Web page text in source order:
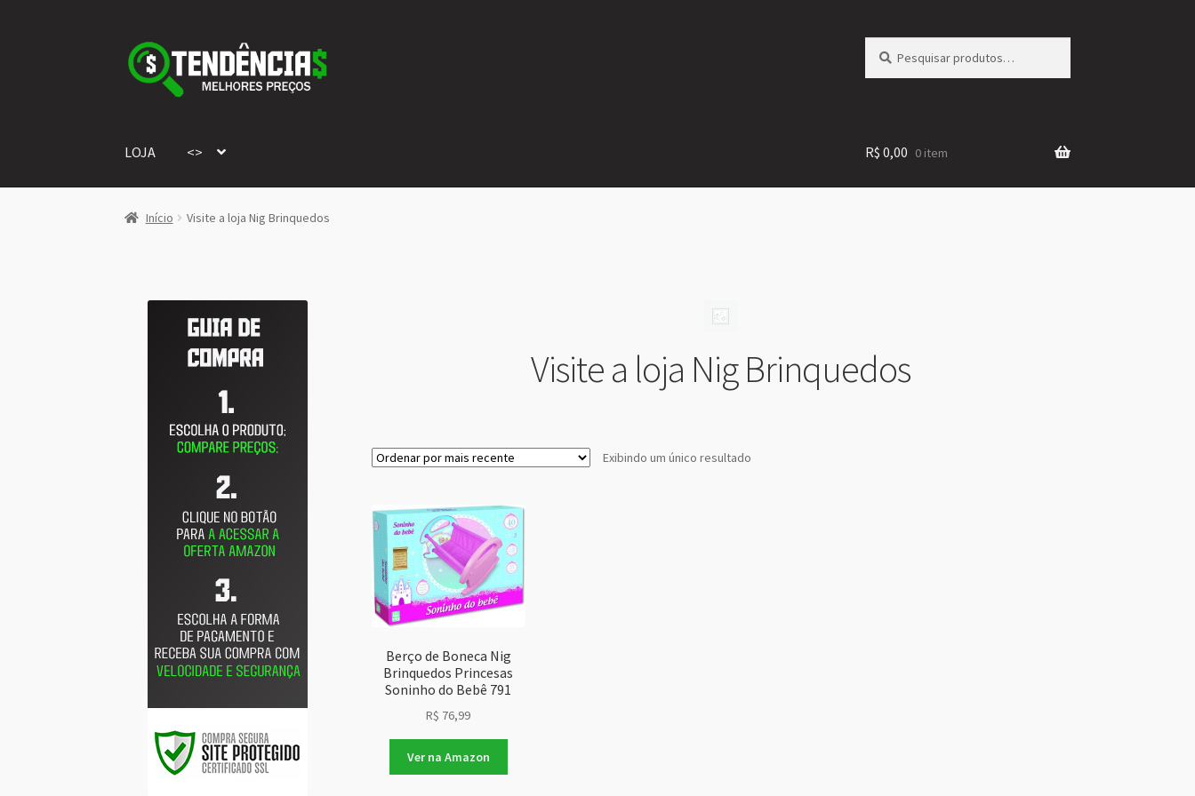
Pular
para
navegação
Pular
para
por:
LOJA <> R$ 0,00 0 item
Início Visite a loja Nig Brinquedos
Visite a loja Nig Brinquedos
Exibindo um único resultado
Berço de Boneca Nig
Brinquedos Princesas
Soninho do Bebê 791
R$ 76,99
Ver na Amazon